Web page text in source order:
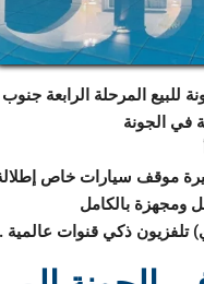
الرابعة جنوب الجولف بمساحة 1000 متر
موقف سيارات خاص
ومجهزة بالكامل
تلفزيون ذكي قنوات عالمية .